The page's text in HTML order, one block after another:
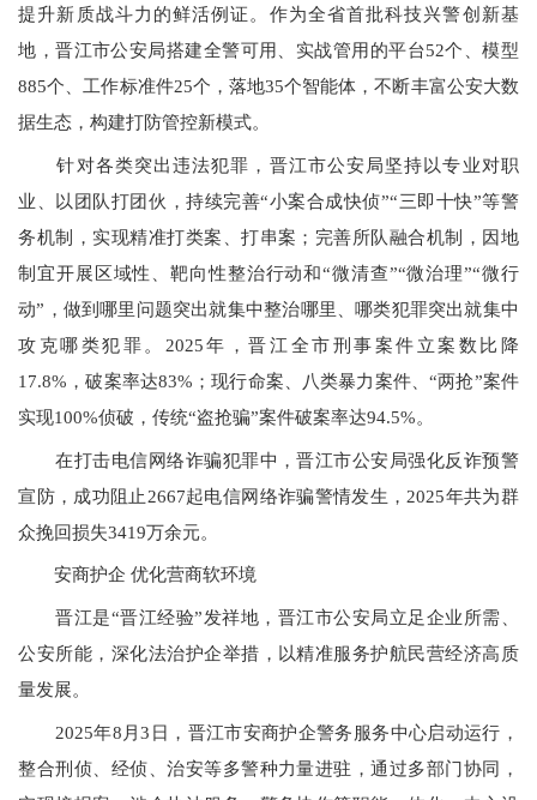
提升新质战斗力的鲜活例证。作为全省首批科技兴警创新基
地，晋江市公安局搭建全警可用、实战管用的平台52个、模型
885个、工作标准件25个，落地35个智能体，不断丰富公安大数
据生态，构建打防管控新模式。
针对各类突出违法犯罪，晋江市公安局坚持以专业对职
业、以团队打团伙，持续完善“小案合成快侦”“三即十快”等警
务机制，实现精准打类案、打串案；完善所队融合机制，因地
制宜开展区域性、靶向性整治行动和“微清查”“微治理”“微行
动”，做到哪里问题突出就集中整治哪里、哪类犯罪突出就集中
攻克哪类犯罪。2025年，晋江全市刑事案件立案数比降
17.8%，破案率达83%；现行命案、八类暴力案件、“两抢”案件
实现100%侦破，传统“盗抢骗”案件破案率达94.5%。
在打击电信网络诈骗犯罪中，晋江市公安局强化反诈预警
宣防，成功阻止2667起电信网络诈骗警情发生，2025年共为群
众挽回损失3419万余元。
安商护企 优化营商软环境
晋江是“晋江经验”发祥地，晋江市公安局立足企业所需、
公安所能，深化法治护企举措，以精准服务护航民营经济高质
量发展。
2025年8月3日，晋江市安商护企警务服务中心启动运行，
整合刑侦、经侦、治安等多警种力量进驻，通过多部门协同，